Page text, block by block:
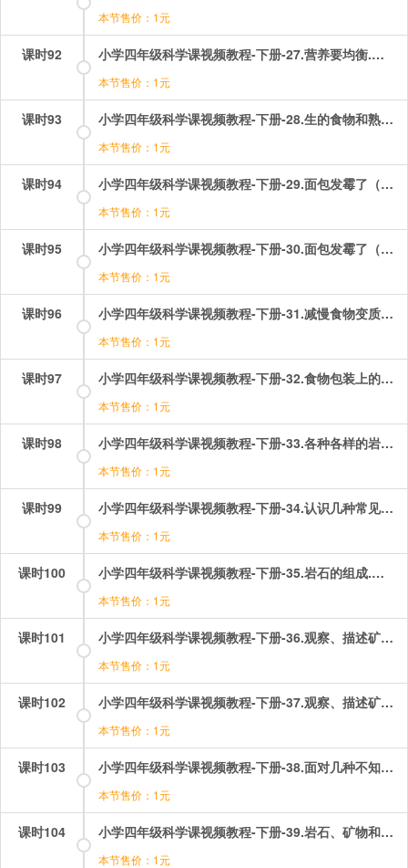
本节售价：1元
课时92 小学四年级科学课视频教程-下册-27.营养要均衡.mp4
本节售价：1元
课时93 小学四年级科学课视频教程-下册-28.生的食物和熟的食物.mp4
本节售价：1元
课时94 小学四年级科学课视频教程-下册-29.面包发霉了（一）——观察发霉的面包.mp4
本节售价：1元
课时95 小学四年级科学课视频教程-下册-30.面包发霉了（二）——探究发霉速度.mp4
本节售价：1元
课时96 小学四年级科学课视频教程-下册-31.减慢食物变质速度.mp4
本节售价：1元
课时97 小学四年级科学课视频教程-下册-32.食物包装上的信息.mp4
本节售价：1元
课时98 小学四年级科学课视频教程-下册-33.各种各样的岩石.mp4
本节售价：1元
课时99 小学四年级科学课视频教程-下册-34.认识几种常见的岩石.mp4
本节售价：1元
课时100 小学四年级科学课视频教程-下册-35.岩石的组成.mp4
本节售价：1元
课时101 小学四年级科学课视频教程-下册-36.观察、描述矿物（一）.mp4
本节售价：1元
课时102 小学四年级科学课视频教程-下册-37.观察、描述矿物（二）.mp4
本节售价：1元
课时103 小学四年级科学课视频教程-下册-38.面对几种不知名矿物.mp4
本节售价：1元
课时104 小学四年级科学课视频教程-下册-39.岩石、矿物和我们.mp4
本节售价：1元